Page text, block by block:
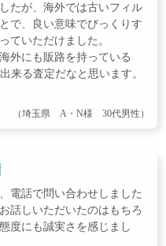
たが、海外では古いフィル
で、良い意味でびっくりす
ていただけました。
外にも販路を持っている
来る査定だなと思います。
（埼玉県 A・N様 30代男性）
電話で問い合わせしました
話しいただいたのはもちろ
度にも誠実さを感じまし